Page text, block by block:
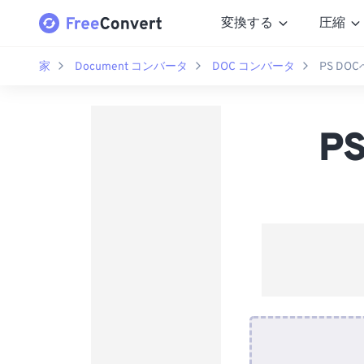
変換する 圧縮
家 Document コンバータ DOC コンバータ PS